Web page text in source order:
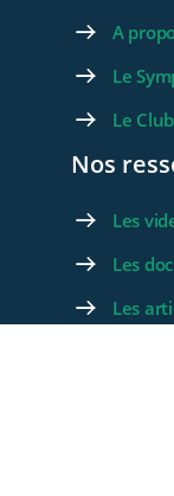
A
Le
Le Club
Nos
Les
Les
Les